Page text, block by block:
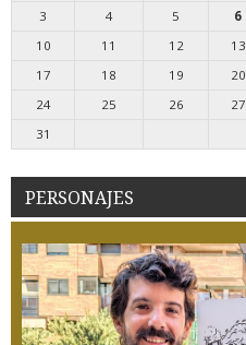
3
4 5 6
10
11 12 13
17
18 19 20
24
25 26 27
31
PERSONAJES